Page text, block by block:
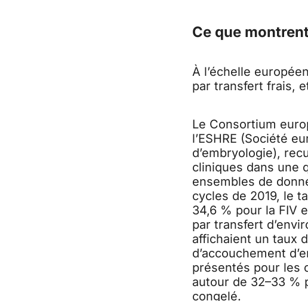
Ce que
À l’échelle
par transfert frais,
Le Consortium
l’ESHRE (Société
d’embryologie),
cliniques dans une
ensembles de
cycles de 2019, le
34,6 % pour la FIV
par transfert
affichaient un taux
d’accouchement
présentés pour les
autour de 32–33 %
congelé.